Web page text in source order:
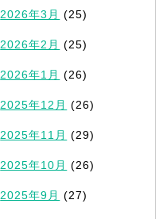
2026年3月 (25)
2026年2月 (25)
2026年1月 (26)
2025年12月 (26)
2025年11月 (29)
2025年10月 (26)
2025年9月 (27)